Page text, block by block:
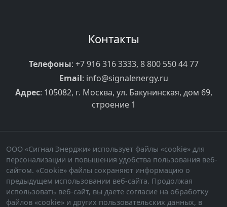
Контакты
Телефоны: +7 916 316 3333, 8 800 550 44 77
Email: info@signalenergy.ru
Адрес: 105082, г. Москва, ул. Бакунинская, дом 69,
строение 1
ООО «Сигнал Энерджи» использует файлы «cookie» для
персонализации и повышения удобства пользования веб-
сайтом. «Cookie» файлы сохраняют информацию о
предыдущем использовании веб-сайта. Продолжая
использовать веб-сайт, вы даете согласие на обработку
файлов «cookie» и других пользовательских данных, в